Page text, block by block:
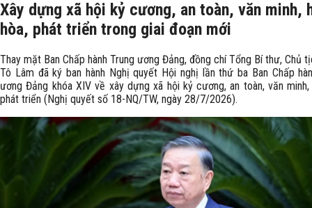
Xây dựng xã hội kỷ cương, an toàn, văn minh,
hòa, phát triển trong giai đoạn mới
Thay mặt Ban Chấp hành Trung ương Đảng, đồng chí Tổng Bí thư, Chủ
Tô Lâm đã ký ban hành Nghị quyết Hội nghị lần thứ ba Ban Chấp
ương Đảng khóa XIV về xây dựng xã hội kỷ cương, an toàn, văn minh,
phát triển (Nghị quyết số 18-NQ/TW, ngày 28/7/2026).